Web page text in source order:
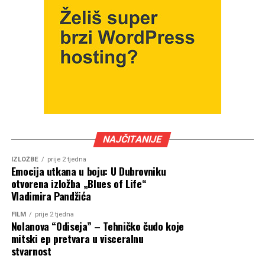
NAJČITANIJE
IZLOŽBE prije 2 tjedna
Emocija utkana u boju: U Dubrovniku
otvorena izložba „Blues of Life“
Vladimira Pandžića
FILM prije 2 tjedna
Nolanova “Odiseja” – Tehničko čudo koje
mitski ep pretvara u visceralnu
stvarnost